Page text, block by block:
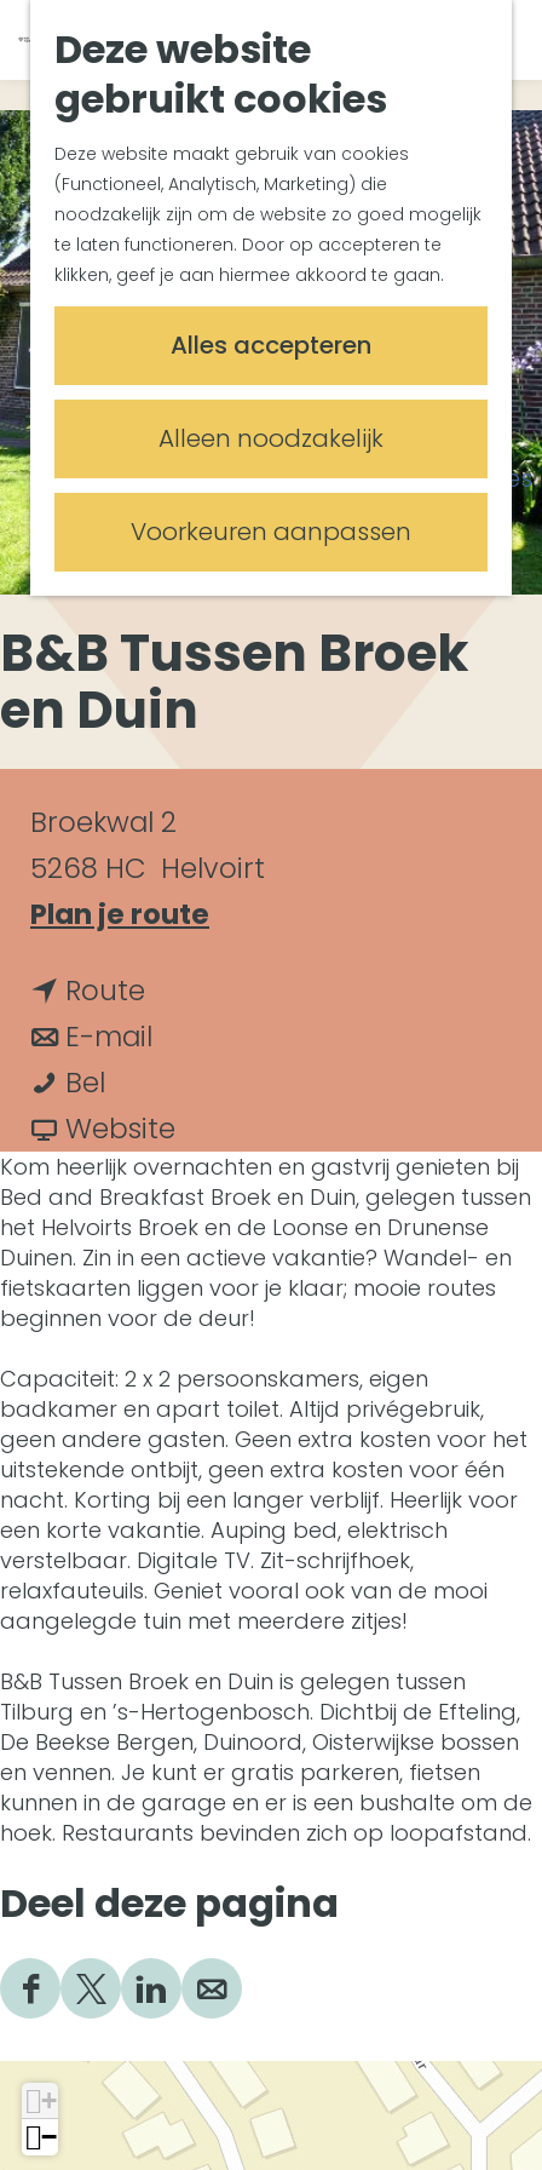
Deze website
gebruikt cookies
Deze website maakt gebruik van cookies
(Functioneel, Analytisch, Marketing) die
noodzakelijk zijn om de website zo goed mogelijk
te laten functioneren. Door op accepteren te
klikken, geef je aan hiermee akkoord te gaan.
Alles accepteren
Alleen noodzakelijk
Voorkeuren aanpassen
a
n
a
a
r
d
e
h
o
m
e
p
a
g
e
K
a
a
r
t
Z
o
e
k
e
n
M
e
u
Zuiderwaterlinie
Met groepen
Met kinderen
In de omgeving
Plan je bezoek
Bereikbaarheid
Overnachten
Plan op de kaart
Meetings & Events
Vergaderlocaties
Evenementenlocaties
B&B Tussen Broek
en Duin
C
o
n
t
a
c
t
Broekwal 2
5268 HC Helvoirt
Plan je route
&
B
T
u
s
s
e
n
B
r
o
k
e
n
D
i
n
Route
a
r
B
&
B
T
s
s
e
n
B
r
o
e
k
e
D
u
i
E-mail
a
r
B
&
B
u
s
s
e
n
B
r
o
e
k
n
D
u
n
Bel
&
B
T
u
s
e
n
B
r
o
e
k
e
n
D
i
n
Website
a
n
B
&
T
u
s
s
e
n
B
r
o
e
e
n
D
i
n
Kom heerlijk overnachten en gastvrij genieten bij
Bed and Breakfast Broek en Duin, gelegen tussen
het Helvoirts Broek en de Loonse en Drunense
Duinen. Zin in een actieve vakantie? Wandel- en
fietskaarten liggen voor je klaar; mooie routes
beginnen voor de deur!
Capaciteit: 2 x 2 persoonskamers, eigen
badkamer en apart toilet. Altijd privégebruik,
geen andere gasten. Geen extra kosten voor het
uitstekende ontbijt, geen extra kosten voor één
nacht. Korting bij een langer verblijf. Heerlijk voor
een korte vakantie. Auping bed, elektrisch
verstelbaar. Digitale TV. Zit-schrijfhoek,
relaxfauteuils. Geniet vooral ook van de mooi
aangelegde tuin met meerdere zitjes!
B&B Tussen Broek en Duin is gelegen tussen
Tilburg en ’s-Hertogenbosch. Dichtbij de Efteling,
De Beekse Bergen, Duinoord, Oisterwijkse bossen
en vennen. Je kunt er gratis parkeren, fietsen
kunnen in de garage en er is een bushalte om de
hoek. Restaurants bevinden zich op loopafstand.
Deel deze pagina
D
e
l
d
e
D
e
D
e
l
d
e
D
e
l
d
e
n
+
−